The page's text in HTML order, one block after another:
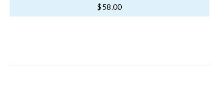
aldı
$58.00